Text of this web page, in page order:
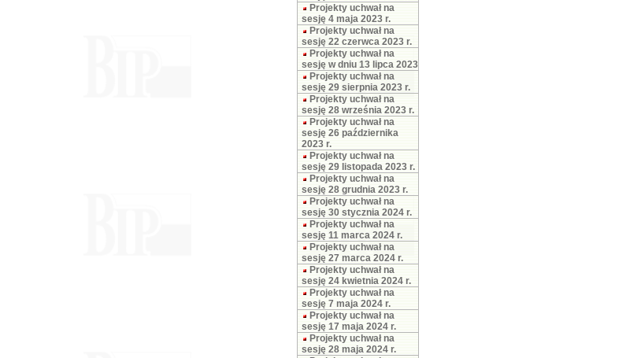
Projekty uchwał na
sesję 4 maja 2023 r.
Projekty uchwał na
sesję 22 czerwca 2023 r.
Projekty uchwał na
sesję w dniu 13 lipca 2023
Projekty uchwał na
sesję 29 sierpnia 2023 r.
Projekty uchwał na
sesję 28 września 2023 r.
Projekty uchwał na
sesję 26 października
2023 r.
Projekty uchwał na
sesję 29 listopada 2023 r.
Projekty uchwał na
sesję 28 grudnia 2023 r.
Projekty uchwał na
sesję 30 stycznia 2024 r.
Projekty uchwał na
sesję 11 marca 2024 r.
Projekty uchwał na
sesję 27 marca 2024 r.
Projekty uchwał na
sesję 24 kwietnia 2024 r.
Projekty uchwał na
sesję 7 maja 2024 r.
Projekty uchwał na
sesję 17 maja 2024 r.
Projekty uchwał na
sesję 28 maja 2024 r.